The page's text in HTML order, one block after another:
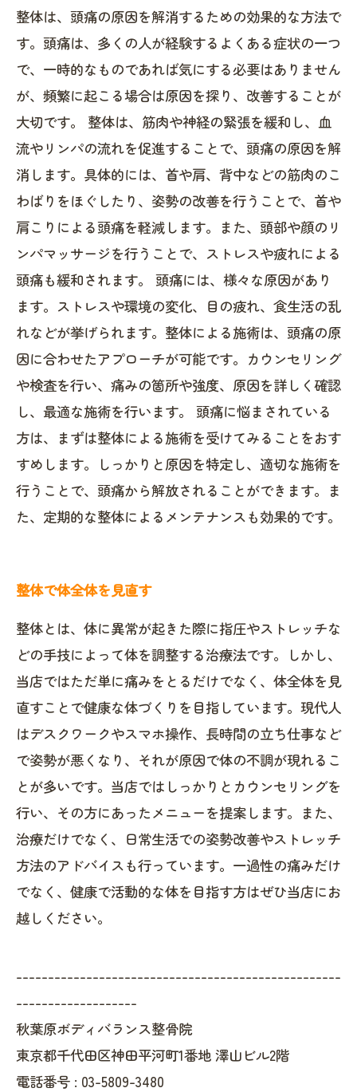
整体は、頭痛の原因を解消するための効果的な方法で
す。頭痛は、多くの人が経験するよくある症状の一つ
で、一時的なものであれば気にする必要はありません
が、頻繁に起こる場合は原因を探り、改善することが
大切です。 整体は、筋肉や神経の緊張を緩和し、血
流やリンパの流れを促進することで、頭痛の原因を解
消します。具体的には、首や肩、背中などの筋肉のこ
わばりをほぐしたり、姿勢の改善を行うことで、首や
肩こりによる頭痛を軽減します。また、頭部や顔のリ
ンパマッサージを行うことで、ストレスや疲れによる
頭痛も緩和されます。 頭痛には、様々な原因があり
ます。ストレスや環境の変化、目の疲れ、食生活の乱
れなどが挙げられます。整体による施術は、頭痛の原
因に合わせたアプローチが可能です。カウンセリング
や検査を行い、痛みの箇所や強度、原因を詳しく確認
し、最適な施術を行います。 頭痛に悩まされている
方は、まずは整体による施術を受けてみることをおす
すめします。しっかりと原因を特定し、適切な施術を
行うことで、頭痛から解放されることができます。ま
た、定期的な整体によるメンテナンスも効果的です。
整体で体全体を見直す
整体とは、体に異常が起きた際に指圧やストレッチな
どの手技によって体を調整する治療法です。しかし、
当店ではただ単に痛みをとるだけでなく、体全体を見
直すことで健康な体づくりを目指しています。現代人
はデスクワークやスマホ操作、長時間の立ち仕事など
で姿勢が悪くなり、それが原因で体の不調が現れるこ
とが多いです。当店ではしっかりとカウンセリングを
行い、その方にあったメニューを提案します。また、
治療だけでなく、日常生活での姿勢改善やストレッチ
方法のアドバイスも行っています。一過性の痛みだけ
でなく、健康で活動的な体を目指す方はぜひ当店にお
越しください。
---------------------------------------------------
-------------------
秋葉原ボディバランス整骨院
東京都千代田区神田平河町1番地 澤山ビル2階
電話番号 : 03-5809-3480